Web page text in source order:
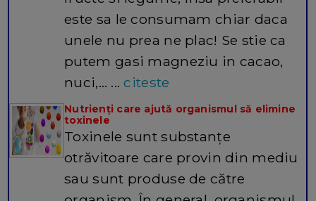
este sa le consumam chiar daca
unele nu prea ne plac! Se stie ca
putem gasi magneziu in cacao,
nuci,… ...citeste
Nutrienți care ajută organismul să elimine
toxinele
Toxinele sunt substanțe
otrăvitoare care provin din mediu
sau sunt produse de către